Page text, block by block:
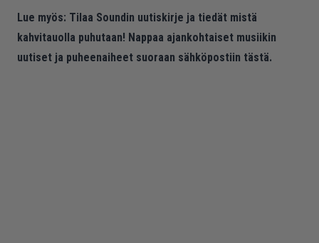
Lue myös: Tilaa Soundin uutiskirje ja tiedät mistä
kahvitauolla puhutaan! Nappaa ajankohtaiset musiikin
uutiset ja puheenaiheet suoraan sähköpostiin tästä.